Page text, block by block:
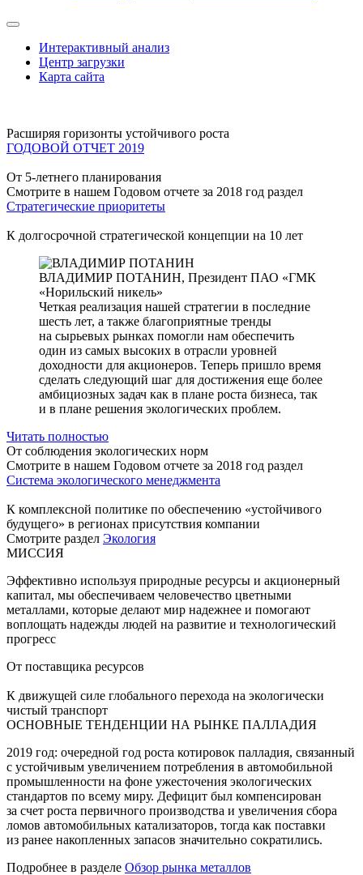
Интерактивный анализ
Центр загрузки
Карта сайта
Расширяя горизонты устойчивого роста
ГОДОВОЙ ОТЧЕТ 2019
От 5-летнего планирования
Смотрите в нашем Годовом отчете за 2018 год раздел
Стратегические приоритеты
К долгосрочной стратегической концепции на 10 лет
ВЛАДИМИР ПОТАНИН, Президент ПАО «ГМК
«Норильский никель»
Четкая реализация нашей стратегии в последние
шесть лет, а также благоприятные тренды
на сырьевых рынках помогли нам обеспечить
один из самых высоких в отрасли уровней
доходности для акционеров. Теперь пришло время
сделать следующий шаг для достижения еще более
амбициозных задач как в плане роста бизнеса, так
и в плане решения экологических проблем.
Читать полностью
От соблюдения экологических норм
Смотрите в нашем Годовом отчете за 2018 год раздел
Система экологического менеджмента
К комплексной политике по обеспечению «устойчивого
будущего» в регионах присутствия компании
Смотрите раздел Экология
МИССИЯ
Эффективно используя природные ресурсы и акционерный
капитал, мы обеспечиваем человечество цветными
металлами, которые делают мир надежнее и помогают
воплощать надежды людей на развитие и технологический
прогресс
От поставщика ресурсов
К движущей силе глобального перехода на экологически
чистый транспорт
ОСНОВНЫЕ ТЕНДЕНЦИИ НА РЫНКЕ ПАЛЛАДИЯ
2019 год: очередной год роста котировок палладия, связанный
с устойчивым увеличением потребления в автомобильной
промышленности на фоне ужесточения экологических
стандартов по всему миру. Дефицит был компенсирован
за счет роста первичного производства и увеличения сбора
ломов автомобильных катализаторов, тогда как поставки
из ранее накопленных запасов значительно сократились.
Подробнее в разделе Обзор рынка металлов